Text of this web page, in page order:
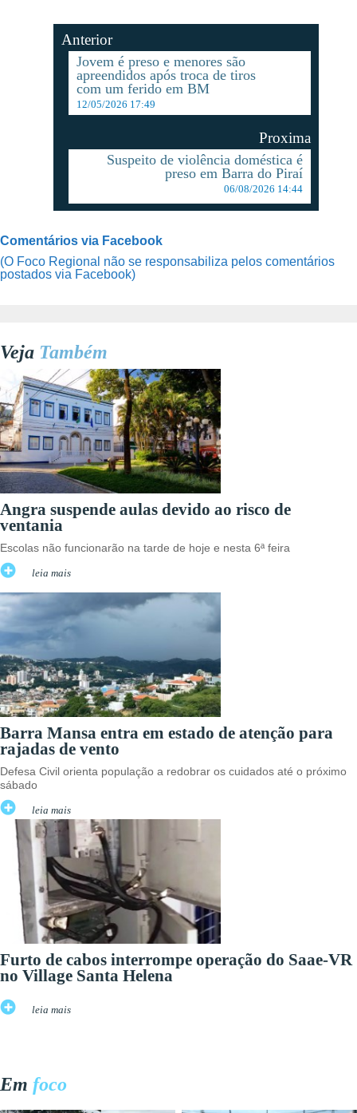
Anterior
Jovem é preso e menores são
apreendidos após troca de tiros
com um ferido em BM
12/05/2026 17:49
Proxima
Suspeito de violência doméstica é
preso em Barra do Piraí
06/08/2026 14:44
Comentários via Facebook
(O Foco Regional não se responsabiliza pelos comentários
postados via Facebook)
Veja Também
Angra suspende aulas devido ao risco de
ventania
Escolas não funcionarão na tarde de hoje e nesta 6ª feira
leia mais
Barra Mansa entra em estado de atenção para
rajadas de vento
Defesa Civil orienta população a redobrar os cuidados até o próximo
sábado
leia mais
Furto de cabos interrompe operação do Saae-VR
no Village Santa Helena
leia mais
Em foco